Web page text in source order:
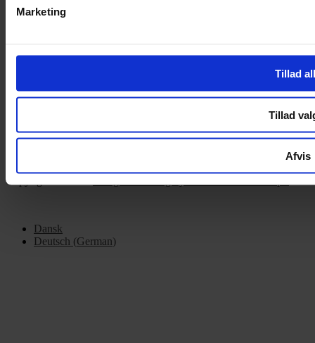
Marketing
Tillad
Tillad
Afvis
Cookiepolitik
Copyright © 2022.
Dansk
Deutsch (German)